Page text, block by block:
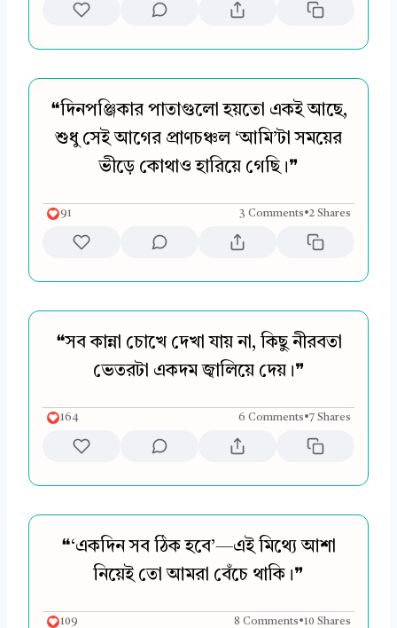
❝দিনপঞ্জিকার পাতাগুলো হয়তো একই আছে,
শুধু সেই আগের প্রাণচঞ্চল ‘আমি’টা সময়ের
ভীড়ে কোথাও হারিয়ে গেছি।❞
91 3 Comments•2 Shares
❝সব কান্না চোখে দেখা যায় না, কিছু নীরবতা
ভেতরটা একদম জ্বালিয়ে দেয়।❞
164 6 Comments•7 Shares
❝‘একদিন সব ঠিক হবে’—এই মিথ্যে আশা
নিয়েই তো আমরা বেঁচে থাকি।❞
109 8 Comments•10 Shares